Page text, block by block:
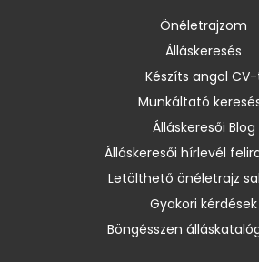
Önéletrajzom
Álláskeresés
Készíts angol
Munkáltató
Álláskeresői Blog
Álláskeresői hírlevél
Letölthető önéletrajz
Gyakori kérdések
Böngésszen